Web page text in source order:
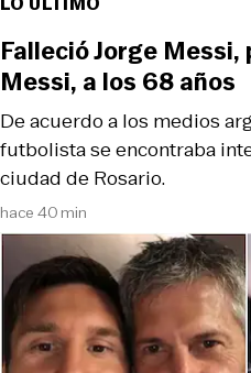
hace 40 min
De acuerdo a los medios
futbolista se encontraba
ciudad de Rosario.
Falleció Jorge Messi,
Messi, a los 68 años